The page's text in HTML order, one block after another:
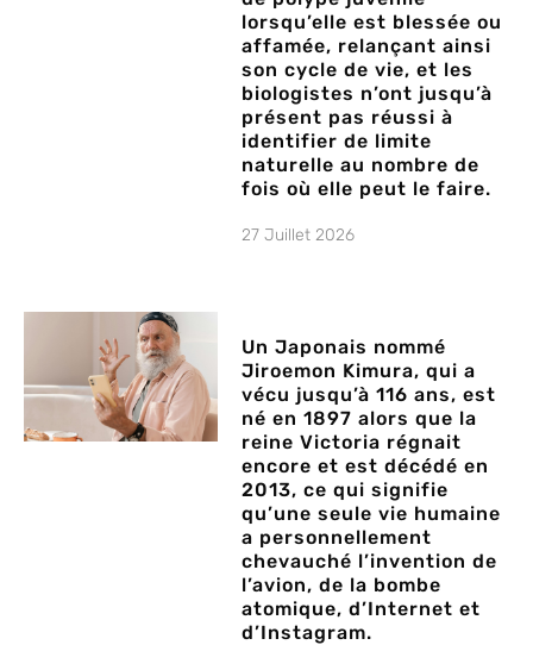
lorsqu’elle est blessée ou
affamée, relançant ainsi
son cycle de vie, et les
biologistes n’ont jusqu’à
présent pas réussi à
identifier de limite
naturelle au nombre de
fois où elle peut le faire.
27 Juillet 2026
Un Japonais nommé
Jiroemon Kimura, qui a
vécu jusqu’à 116 ans, est
né en 1897 alors que la
reine Victoria régnait
encore et est décédé en
2013, ce qui signifie
qu’une seule vie humaine
a personnellement
chevauché l’invention de
l’avion, de la bombe
atomique, d’Internet et
d’Instagram.